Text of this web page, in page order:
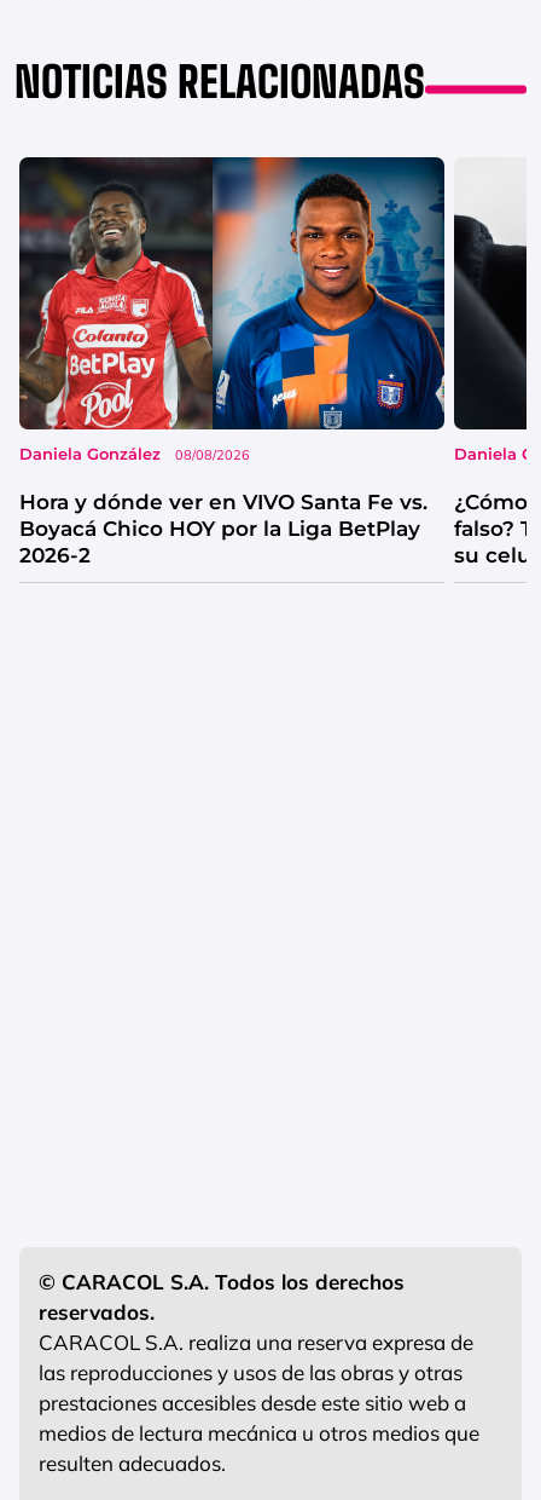
NOTICIAS RELACIONADAS
Daniela González 08/08/2026
Hora y dónde ver en VIVO Santa Fe vs.
Boyacá Chico HOY por la Liga BetPlay
2026-2
Daniela
¿Cómo
falso?
su
© CARACOL S.A. Todos los derechos
reservados.
CARACOL S.A. realiza una reserva expresa de
las reproducciones y usos de las obras y otras
prestaciones accesibles desde este sitio web a
medios de lectura mecánica u otros medios que
resulten adecuados.